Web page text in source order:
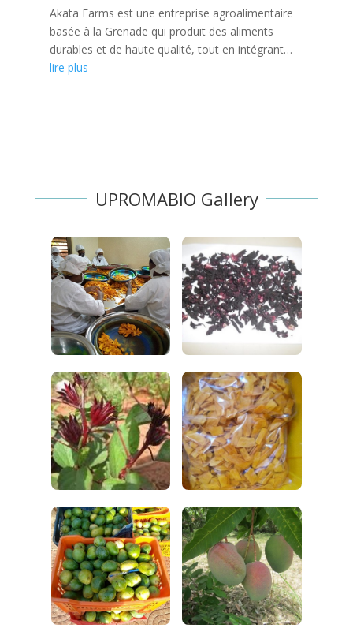
Akata Farms est une entreprise agroalimentaire
basée à la Grenade qui produit des aliments
durables et de haute qualité, tout en intégrant
l'innovation numérique et en soutenant les
lire plus
UPROMABIO Gallery